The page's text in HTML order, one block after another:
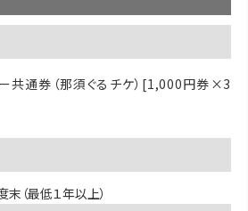
共通券（那須ぐるチケ）[1,000円券×3
末（最低１年以上）